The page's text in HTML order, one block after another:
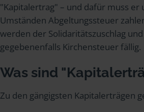
"Kapitalertrag" – und dafür muss er
Umständen Abgeltungssteuer
werden der Solidaritätszuschlag und
gegebenenfalls Kirchensteuer fällig.
Was sind
Zu den gängigsten Kapitalerträgen